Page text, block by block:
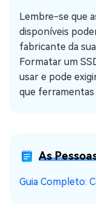
Lembre-se que
disponíveis
fabricante da
Formatar um
usar e pode
que ferramentas
As
Guia Completo: